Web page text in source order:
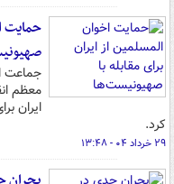
حمایت
جماعت
معظم
ایران
کرد.
۲۹ خرداد ۰۴ - ۱۳:۴۸